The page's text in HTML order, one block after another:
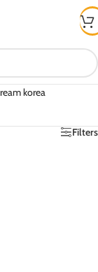
korea
Filters